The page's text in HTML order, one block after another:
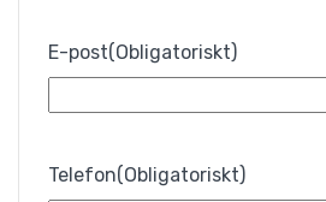
E-post(Obligatoriskt)
Telefon(Obligatoriskt)